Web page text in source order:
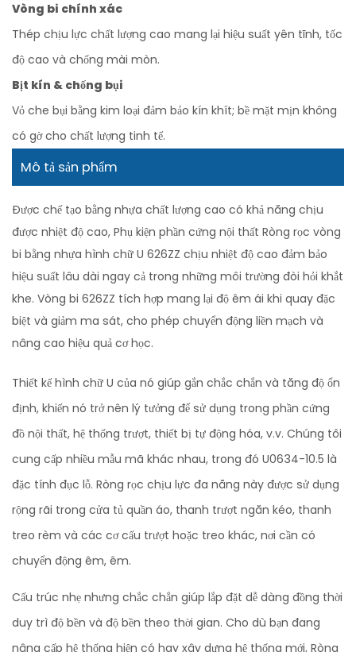
Vòng bi chính xác
Thép chịu lực chất lượng cao mang lại hiệu suất yên tĩnh, tốc
độ cao và chống mài mòn.
Bịt kín & chống bụi
Vỏ che bụi bằng kim loại đảm bảo kín khít; bề mặt mịn không
có gờ cho chất lượng tinh tế.
Mô tả sản phẩm
Được chế tạo bằng nhựa chất lượng cao có khả năng chịu
được nhiệt độ cao, Phụ kiện phần cứng nội thất Ròng rọc vòng
bi bằng nhựa hình chữ U 626ZZ chịu nhiệt độ cao đảm bảo
hiệu suất lâu dài ngay cả trong những môi trường đòi hỏi khắt
khe. Vòng bi 626ZZ tích hợp mang lại độ êm ái khi quay đặc
biệt và giảm ma sát, cho phép chuyển động liền mạch và
nâng cao hiệu quả cơ học.
Thiết kế hình chữ U của nó giúp gắn chắc chắn và tăng độ ổn
định, khiến nó trở nên lý tưởng để sử dụng trong phần cứng
đồ nội thất, hệ thống trượt, thiết bị tự động hóa, v.v. Chúng tôi
cung cấp nhiều mẫu mã khác nhau, trong đó U0634-10.5 là
đặc tính đục lỗ. Ròng rọc chịu lực đa năng này được sử dụng
rộng rãi trong cửa tủ quần áo, thanh trượt ngăn kéo, thanh
treo rèm và các cơ cấu trượt hoặc treo khác, nơi cần có
chuyển động êm, êm.
Cấu trúc nhẹ nhưng chắc chắn giúp lắp đặt dễ dàng đồng thời
duy trì độ bền và độ bền theo thời gian. Cho dù bạn đang
nâng cấp hệ thống hiện có hay xây dựng hệ thống mới, Ròng